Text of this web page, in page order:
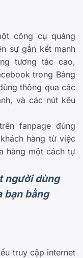
công cụ quảng
sự gắn kết mạnh
tương tác cao,
trong Bảng
thông qua các
và các nút kêu
fanpage đúng
hàng từ việc
hàng một cách tự
người dùng
bạn bằng
truy cập internet